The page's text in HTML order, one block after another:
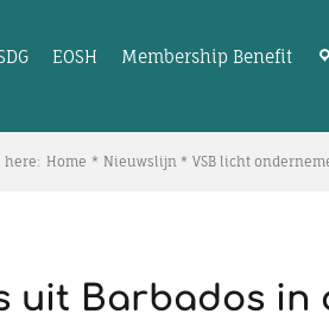
EOSH Membership Benefit
here: Home Nieuwslijn VSB licht
uit Barbados in